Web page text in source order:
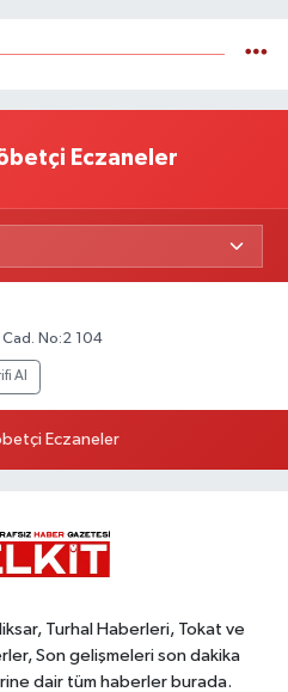
Eczaneler
Cad. No:2 104
Al
Eczaneler
Turhal Haberleri, Tokat ve
Son gelişmeleri son dakika
dair tüm haberler burada.